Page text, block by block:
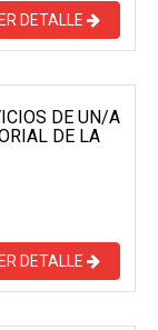
DETALLE
DE UN/A
DE LA
DETALLE